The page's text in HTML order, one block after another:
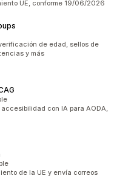
UE, conforme 19/06/2026
de edad, sellos de
y más
con IA para AODA,
de la UE y envía correos